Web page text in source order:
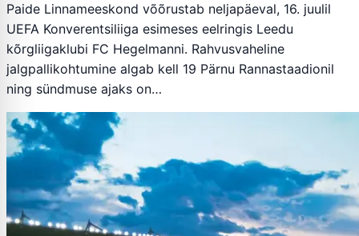
Paide Linnameeskond võõrustab neljapäeval, 16. juulil
UEFA Konverentsiliiga esimeses eelringis Leedu
kõrgliigaklubi FC Hegelmanni. Rahvusvaheline
jalgpallikohtumine algab kell 19 Pärnu Rannastaadionil
ning sündmuse ajaks on…